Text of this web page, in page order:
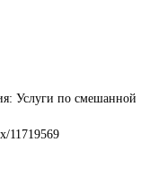
Услуги по смешанной
11719569